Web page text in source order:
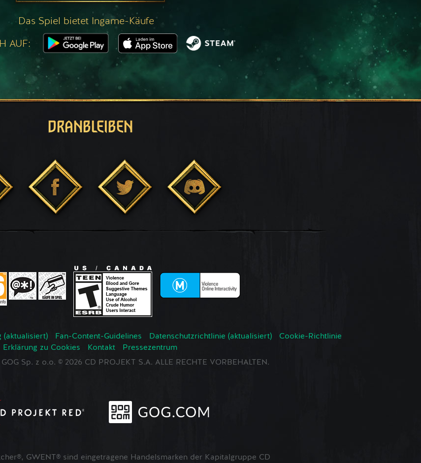
Das Spiel bietet Ingame-Käufe
AUF:
DRANBLEIBEN
(aktualisiert) Fan-Content-Guidelines Datenschutzrichtlinie (aktualisiert)
Cookie-Richtlinie
Erklärung zu Cookies
Kontakt
Pressezentrum
Sp. z o.o. © 2026 CD PROJEKT S.A. ALLE RECHTE VORBEHALTEN.
GWENT® sind eingetragene Handelsmarken der Kapitalgruppe CD